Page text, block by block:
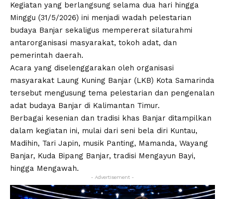
Kegiatan yang berlangsung selama dua hari hingga
Minggu (31/5/2026) ini menjadi wadah pelestarian
budaya Banjar sekaligus mempererat silaturahmi
antarorganisasi masyarakat, tokoh adat, dan
pemerintah daerah.
Acara yang diselenggarakan oleh organisasi
masyarakat Laung Kuning Banjar (LKB) Kota Samarinda
tersebut mengusung tema pelestarian dan pengenalan
adat budaya Banjar di Kalimantan Timur.
Berbagai kesenian dan tradisi khas Banjar ditampilkan
dalam kegiatan ini, mulai dari seni bela diri Kuntau,
Madihin, Tari Japin, musik Panting, Mamanda, Wayang
Banjar, Kuda Bipang Banjar, tradisi Mengayun Bayi,
hingga Mengawah.
- Advertisement -